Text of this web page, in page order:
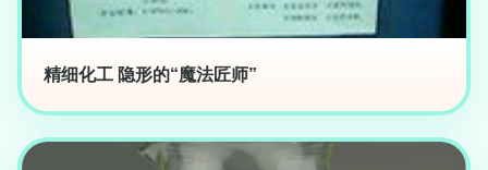
精细化工 隐形的“魔法匠师”